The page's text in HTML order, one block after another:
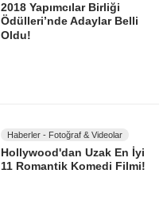
2018 Yapımcılar Birliği
Ödülleri’nde Adaylar Belli
Oldu!
Haberler - Fotoğraf & Videolar
Hollywood'dan Uzak En İyi
11 Romantik Komedi Filmi!